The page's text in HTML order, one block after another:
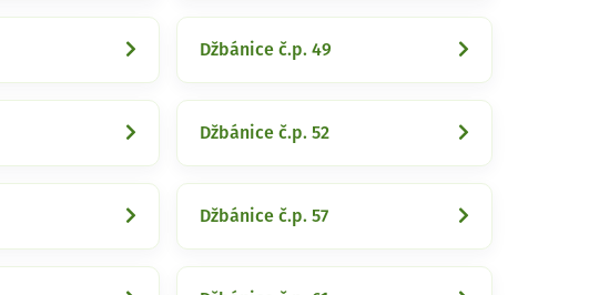
Džbánice č.p. 49
Džbánice č.p. 52
Džbánice č.p. 57